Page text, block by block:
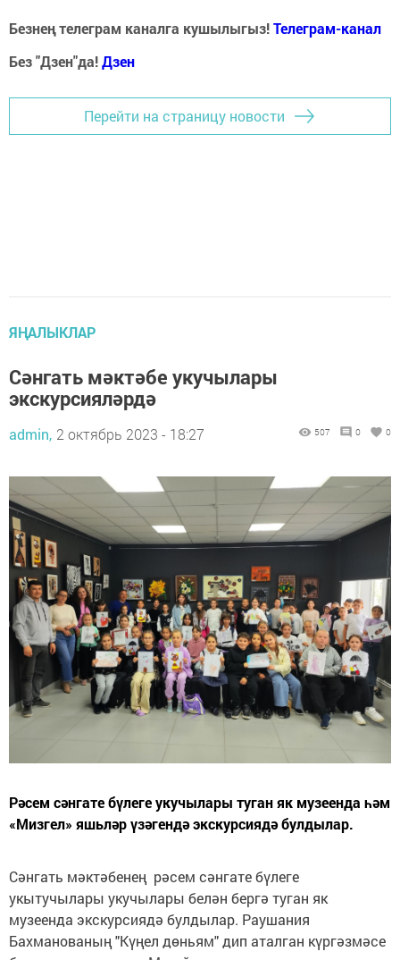
Безнең телеграм каналга кушылыгыз!Телеграм-канал
Без "Дзен"да!Дзен
Перейти на страницу новости
ЯҢАЛЫКЛАР
Сәнгать мәктәбе укучылары
экскурсияләрдә
admin, 2 октябрь 2023 - 18:27 507 0 0
Рәсем сәнгате бүлеге укучылары туган як музеенда һәм
«Мизгел» яшьләр үзәгендә экскурсиядә булдылар.
Сәнгать мәктәбенең рәсем сәнгате бүлеге
укытучылары укучылары белән бергә туган як
музеенда экскурсиядә булдылар. Раушания
Бахманованың "Күңел дөньям" дип аталган күргәзмәсе